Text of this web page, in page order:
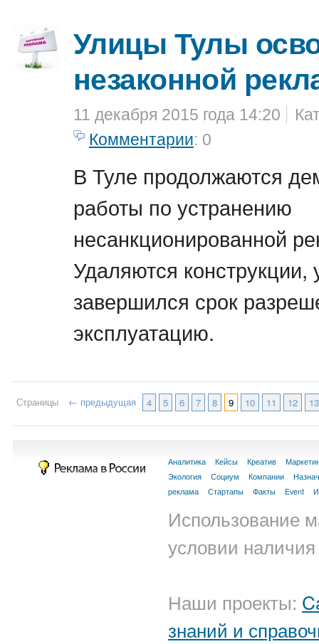
Улицы Тулы
незаконной
11 декабря 2015 года 14:20
Комментарии: 0
В Туле продолжаются
работы по устранению
несанкционированной
Удаляются конструкции,
завершился срок
эксплуатацию.
Страницы ← предыдущая 4 5 6 7 8 9 10 11 12 13
Аналитика Кейсы Креатив
Экология
Социум Компании
реклама
Стартапы Факты Event
Использование
условии
Наши проекты:
знаний и